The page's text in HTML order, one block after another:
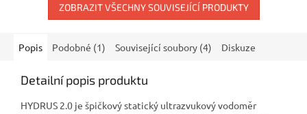
ZOBRAZIT VŠECHNY SOUVISEJÍCÍ PRODUKTY
Popis Podobné (1) Související soubory (4) Diskuze
Detailní popis produktu
HYDRUS 2.0 je špičkový statický ultrazvukový vodoměr